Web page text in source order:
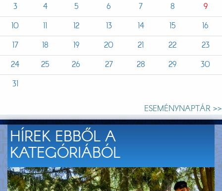
3
4 5 6 7 8
9
10
11 12 13 14 15
16
17
18 19 20 21 22
23
24
25 26 27 28 29
30
31
ESEMÉNYNAPTÁR >>
HÍREK EBBŐL A
KATEGÓRIÁBÓL